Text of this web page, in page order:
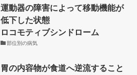
運動器の障害によって移動機能が
低下した状態
ロコモティブシンドローム
部位別の病気
胃の内容物が食道へ逆流すること